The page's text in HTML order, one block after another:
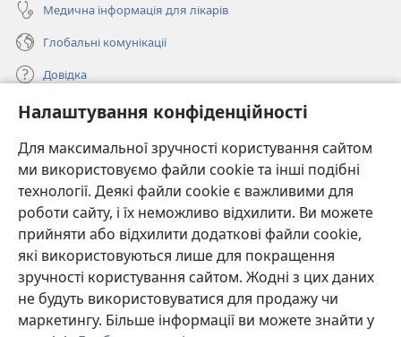
Налаштування конфіденційності
Для максимальної зручності користування сайтом
ми використовуємо файли cookie та інші подібні
технології. Деякі файли cookie є важливими для
роботи сайту, і їх неможливо відхилити. Ви можете
прийняти або відхилити додаткові файли cookie,
які використовуються лише для покращення
зручності користування сайтом. Жодні з цих даних
не будуть використовуватися для продажу чи
маркетингу. Більше інформації ви можете знайти у
Медична інформація для лікарів
Глобальні комунікації
Довідка
Пожертви
(відкривається
у
новому
вікні)
ОНЛАЙН-БІБЛІОТЕКА Товариства «Вартова башта»™
(відкривається
у
новому
вікні)
JW Hub ®
(відкривається
у
новомуJW Library
Watchtower Library